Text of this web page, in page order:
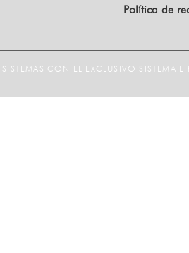
Política de
CON EL EXCLUSIVO SISTEMA E-